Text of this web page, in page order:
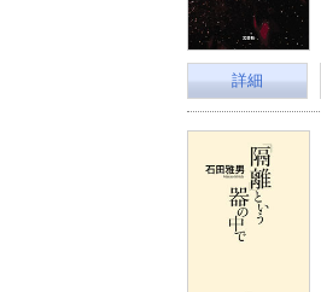
詳細